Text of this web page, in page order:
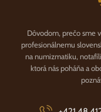
Dôvodom, prečo sme
profesionálnemu
na numizmatiku,
ktorá nás poháňa a